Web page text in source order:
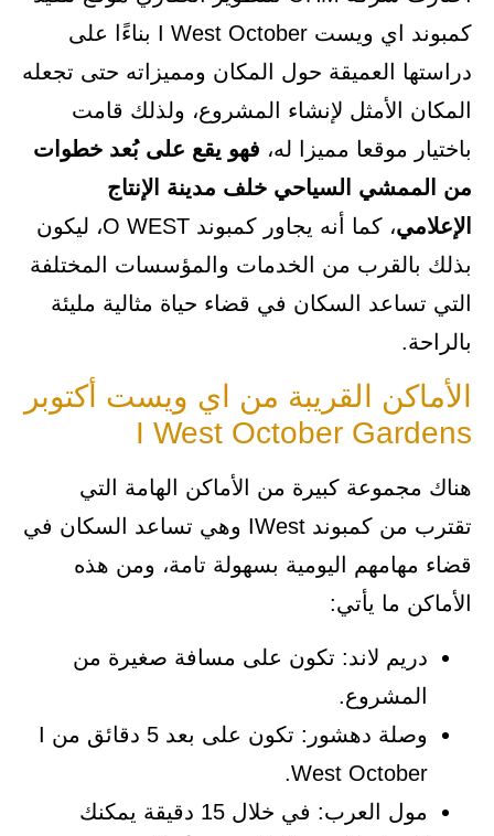
كمبوند اي ويست I West October بناءًا على
دراستها العميقة حول المكان ومميزاته حتى تجعله
المكان الأمثل لإنشاء المشروع، ولذلك قامت
باختيار موقعا مميزا له، فهو يقع على بُعد خطوات
من الممشي السياحي خلف مدينة الإنتاج
الإعلامي
، كما أنه يجاور كمبوند O WEST، ليكون
بذلك بالقرب من الخدمات والمؤسسات المختلفة
التي تساعد السكان في قضاء حياة مثالية مليئة
بالراحة.
الأماكن القريبة من اي ويست أكتوبر
I West October Gardens
هناك مجموعة كبيرة من الأماكن الهامة التي
تقترب من كمبوند IWest وهي تساعد السكان في
قضاء مهامهم اليومية بسهولة تامة، ومن هذه
الأماكن ما يأتي:
دريم لاند: تكون على مسافة صغيرة من
المشروع.
وصلة دهشور: تكون على بعد 5 دقائق من I
West October.
مول العرب: في خلال 15 دقيقة يمكنك